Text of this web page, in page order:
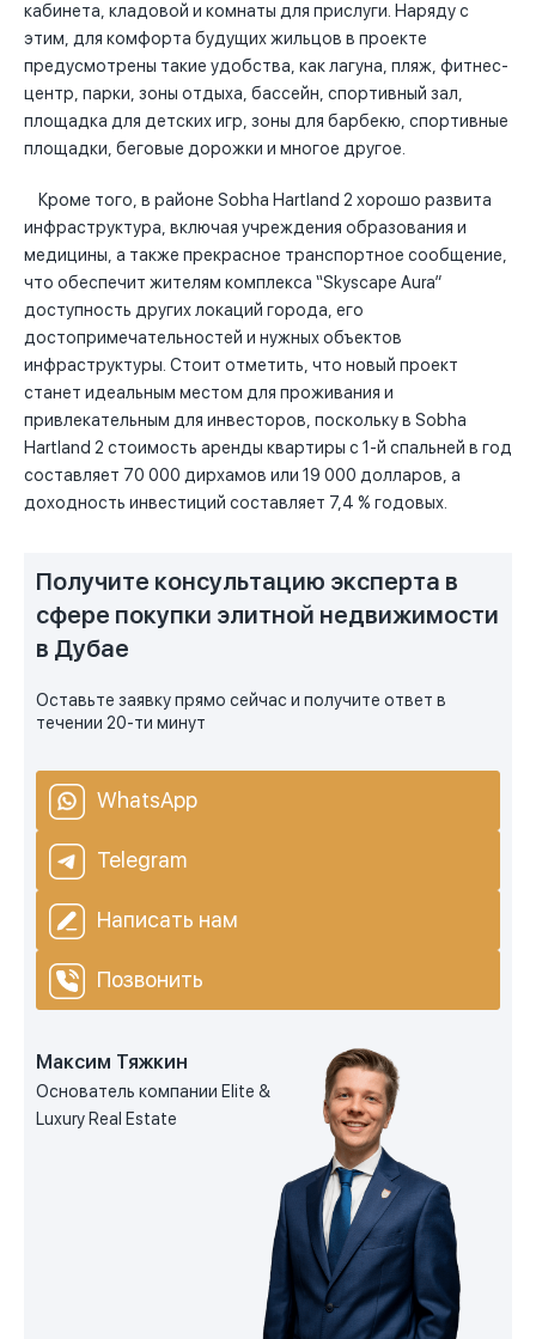
кабинета, кладовой и комнаты для прислуги. Наряду с
этим, для комфорта будущих жильцов в проекте
предусмотрены такие удобства, как лагуна, пляж, фитнес-
центр, парки, зоны отдыха, бассейн, спортивный зал,
площадка для детских игр, зоны для барбекю, спортивные
площадки, беговые дорожки и многое другое.
Кроме того, в районе Sobha Hartland 2 хорошо развита
инфраструктура, включая учреждения образования и
медицины, а также прекрасное транспортное сообщение,
что обеспечит жителям комплекса “Skyscape Aura”
доступность других локаций города, его
достопримечательностей и нужных объектов
инфраструктуры. Стоит отметить, что новый проект
станет идеальным местом для проживания и
привлекательным для инвесторов, поскольку в Sobha
Hartland 2 стоимость аренды квартиры с 1-й спальней в год
составляет 70 000 дирхамов или 19 000 долларов, а
доходность инвестиций составляет 7,4 % годовых.
Получите консультацию эксперта в
сфере покупки элитной недвижимости
в Дубае
Оставьте заявку прямо сейчас и получите ответ в
течении 20-ти минут
WhatsApp
Telegram
Написать нам
Позвонить
Максим Тяжкин
Основатель компании Elite &
Luxury Real Estate